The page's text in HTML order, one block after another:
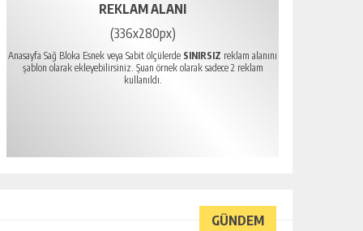
REKLAM ALANI
(336x280px)
Anasayfa Sağ Bloka Esnek veya Sabit ölçülerde SINIRSIZ reklam alanını
şablon olarak ekleyebilirsiniz. Şuan örnek olarak sadece 2 reklam
kullanıldı.
GÜNDEM